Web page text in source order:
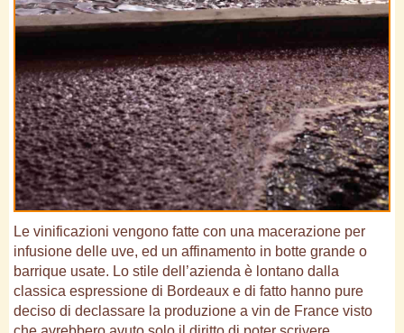
Le vinificazioni vengono fatte con una macerazione per
infusione delle uve, ed un affinamento in botte grande o
barrique usate. Lo stile dell’azienda è lontano dalla
classica espressione di Bordeaux e di fatto hanno pure
deciso di declassare la produzione a vin de France visto